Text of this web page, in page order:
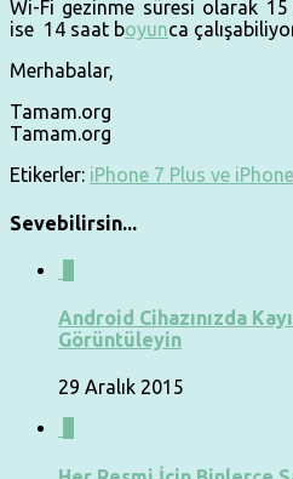
Wi-Fi gezinme süresi olarak
ise 14 saat boyunca
Merhabalar,
Tamam.org
Tamam.org
Etikerler: iPhone 7 Plus ve
Sevebilirsin...
Android Cihazınızda
Görüntüleyin
29 Aralık 2015